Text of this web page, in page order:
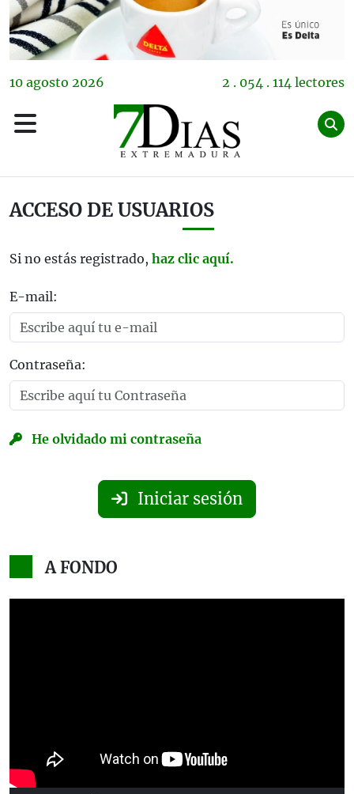
10 agosto 2026 2 . 054 . 114 lectores
ACCESO DE USUARIOS
Si no estás registrado, haz clic aquí.
E-mail:
Contraseña:
He olvidado mi contraseña
Iniciar sesión
A FONDO